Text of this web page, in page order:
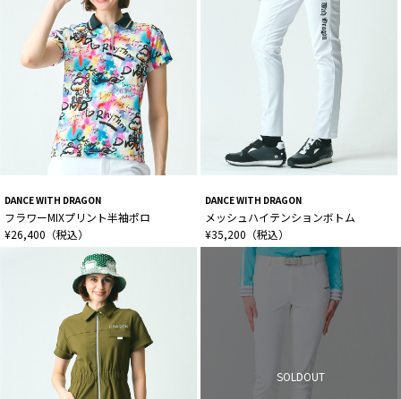
DANCE WITH DRAGON
フラワーMIXプリント半袖ポロ
¥26,400（税込）
DANCE WITH DRAGON
メッシュハイテンションボトム
¥35,200（税込）
SOLDOUT